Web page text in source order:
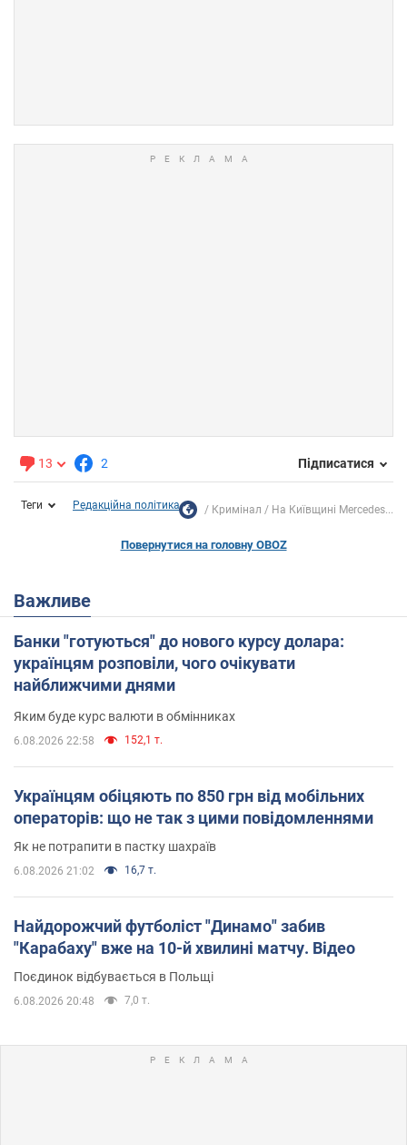
13 2 Підписатися
Теги Редакційна політика Кримінал На Київщині Mercedes...
Повернутися на головну OBOZ
Важливе
Банки "готуються" до нового курсу долара:
українцям розповіли, чого очікувати
найближчими днями
Яким буде курс валюти в обмінниках
6.08.2026 22:58 152,1 т.
Українцям обіцяють по 850 грн від мобільних
операторів: що не так з цими повідомленнями
Як не потрапити в пастку шахраїв
6.08.2026 21:02 16,7 т.
Найдорожчий футболіст "Динамо" забив
"Карабаху" вже на 10-й хвилині матчу. Відео
Поєдинок відбувається в Польщі
6.08.2026 20:48 7,0 т.